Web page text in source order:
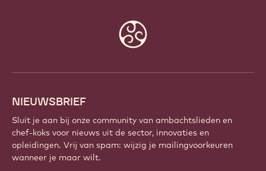
NIEUWSBRIEF
Sluit je aan bij onze community van ambachtslieden en
chef-koks voor nieuws uit de sector, innovaties en
opleidingen. Vrij van spam: wijzig je mailingvoorkeuren
wanneer je maar wilt.